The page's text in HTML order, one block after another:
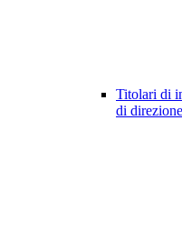
Titolari di
di